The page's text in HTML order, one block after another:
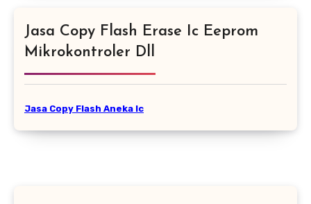
Jasa Copy Flash Erase Ic Eeprom
Mikrokontroler Dll
Jasa Copy Flash Aneka Ic